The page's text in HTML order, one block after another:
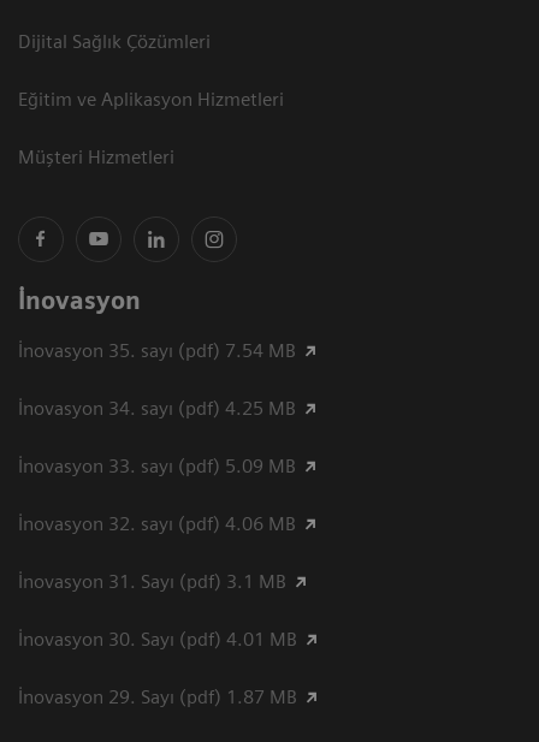
Dijital Sağlık Çözümleri
Eğitim ve Aplikasyon Hizmetleri
Müşteri Hizmetleri
İnovasyon
İnovasyon 35. sayı (pdf) 7.54 MB
İnovasyon 34. sayı (pdf) 4.25 MB
İnovasyon 33. sayı (pdf) 5.09 MB
İnovasyon 32. sayı (pdf) 4.06 MB
İnovasyon 31. Sayı (pdf) 3.1 MB
İnovasyon 30. Sayı (pdf) 4.01 MB
İnovasyon 29. Sayı (pdf) 1.87 MB